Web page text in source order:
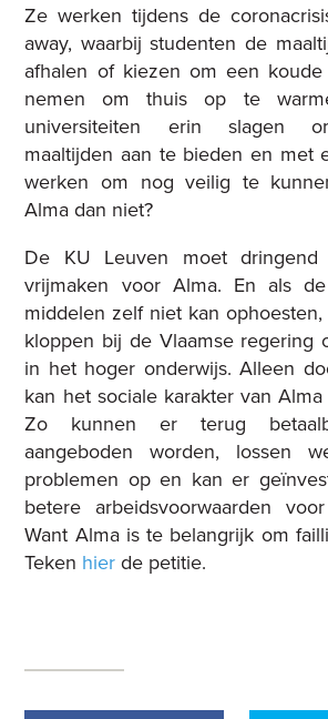
Ze werken tijdens de
away, waarbij studenten de
afhalen of kiezen om een
nemen om thuis op te
universiteiten erin slagen
maaltijden aan te bieden en met
werken om nog veilig te
Alma dan niet?
De KU Leuven moet dringend
vrijmaken voor Alma. En als
middelen zelf niet kan
kloppen bij de Vlaamse regering
in het hoger onderwijs. Alleen
kan het sociale karakter van
Zo kunnen er terug
aangeboden worden, lossen
problemen op en kan er
betere arbeidsvoorwaarden
Want Alma is te belangrijk om
Teken hier de petitie.